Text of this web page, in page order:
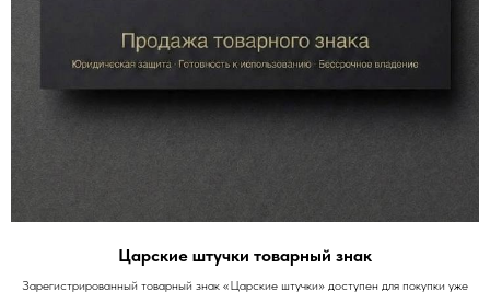
Царские штучки товарный знак
Зарегистрированный товарный знак «Царские штучки» доступен для покупки уже